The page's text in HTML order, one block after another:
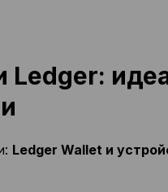
Ledger:
Ledger Wallet и